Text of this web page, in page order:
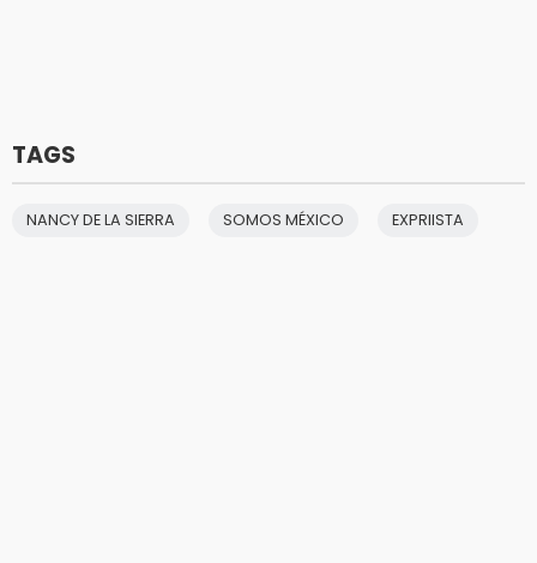
TAGS
NANCY DE LA SIERRA SOMOS MÉXICO EXPRIISTA